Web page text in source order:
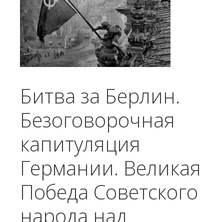
Битва за Берлин.
Безоговорочная
капитуляция
Германии. Великая
Победа Советского
народа над